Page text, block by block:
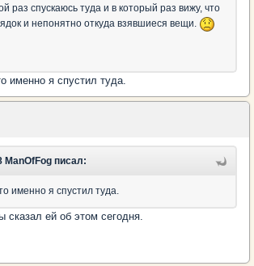
раз спускаюсь туда и в который раз вижу, что
и непонятно откуда взявшиеся вещи.
именно я спустил туда.
ManOfFog писал:
именно я спустил туда.
сказал ей об этом сегодня.